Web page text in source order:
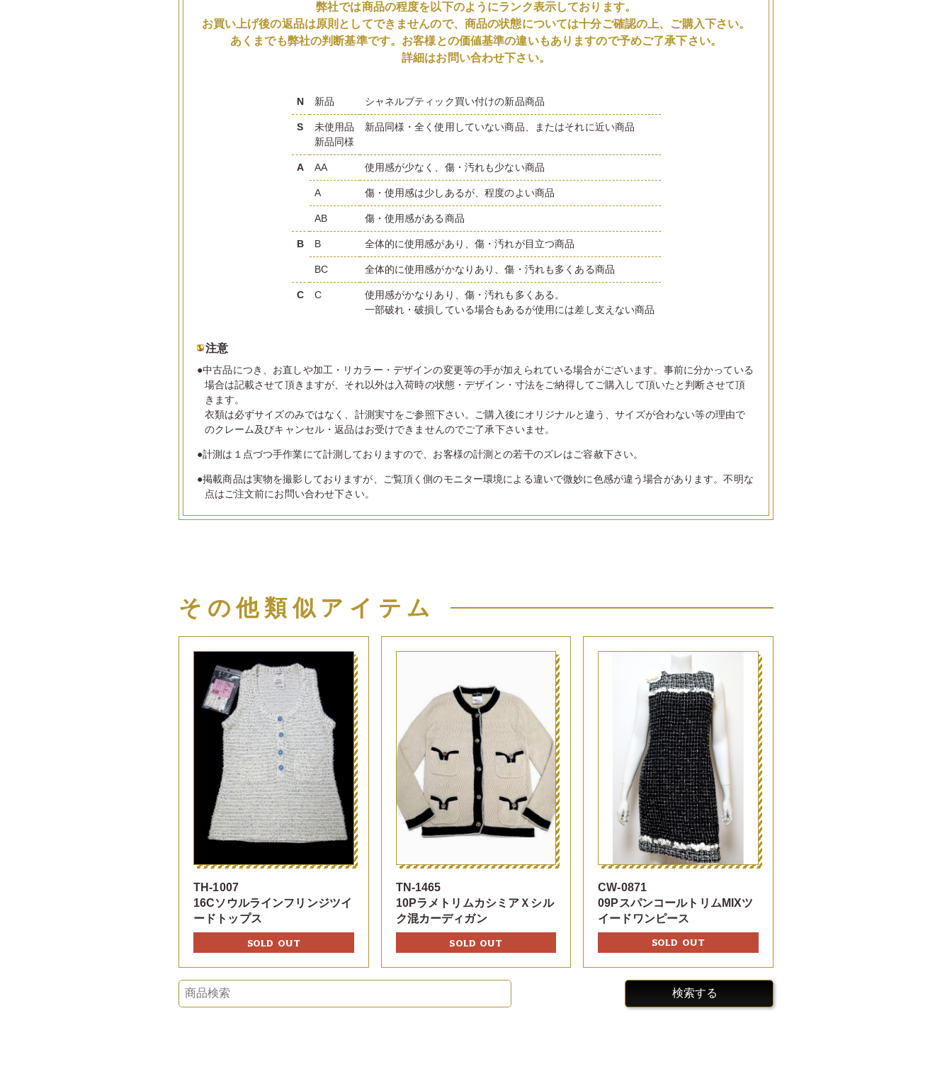
弊社では商品の程度を以下のようにランク表示しております。
お買い上げ後の返品は原則としてできませんので、商品の状態については十分ご確認の上、ご購入下さい。
あくまでも弊社の判断基準です。お客様との価値基準の違いもありますので予めご了承下さい。
詳細はお問い合わせ下さい。
N 新品 シャネルブティック買い付けの新品商品
S
未使用品
新品同様
新品同様・全く使用していない商品、またはそれに近い商品
A AA 使用感が少なく、傷・汚れも少ない商品
A 傷・使用感は少しあるが、程度のよい商品
AB 傷・使用感がある商品
B B 全体的に使用感があり、傷・汚れが目立つ商品
BC 全体的に使用感がかなりあり、傷・汚れも多くある商品
C C
使用感がかなりあり、傷・汚れも多くある。
一部破れ・破損している場合もあるが使用には差し支えない商品
注意
●中古品につき、お直しや加工・リカラー・デザインの変更等の手が加えられている場合がございます。事前に分かっている
場合は記載させて頂きますが、それ以外は入荷時の状態・デザイン・寸法をご納得してご購入して頂いたと判断させて頂
きます。
衣類は必ずサイズのみではなく、計測実寸をご参照下さい。ご購入後にオリジナルと違う、サイズが合わない等の理由で
のクレーム及びキャンセル・返品はお受けできませんのでご了承下さいませ。
●計測は１点づつ手作業にて計測しておりますので、お客様の計測との若干のズレはご容赦下さい。
●掲載商品は実物を撮影しておりますが、ご覧頂く側のモニター環境による違いで微妙に色感が違う場合があります。不明な
点はご注文前にお問い合わせ下さい。
その他類似アイテム
TH-1007
16Cソウルラインフリンジツイ
ードトップス
SOLD OUT
TN-1465
10PラメトリムカシミアＸシル
ク混カーディガン
SOLD OUT
CW-0871
09PスパンコールトリムMIXツ
イードワンピース
SOLD OUT
検索する